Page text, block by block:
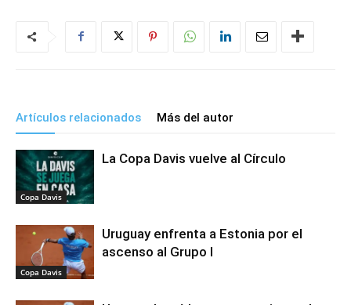
Artículos relacionados Más del autor
Copa Davis
La Copa Davis vuelve al Círculo
Copa Davis
Uruguay enfrenta a Estonia por el
ascenso al Grupo I